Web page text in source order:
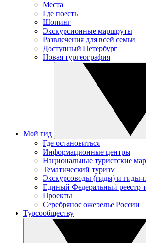
Места
Где поесть
Шопинг
Экскурсионные маршруты
Развлечения для всей семьи
Доступный Петербург
Новая тургеография
Мой гид
Где остановиться
Информационные центры
Национальные туристские
Тематический туризм
Экскурсоводы (гиды) и гиды-
Единый Федеральный реестр
Проекты
Серебряное ожерелье России
Турсообществу